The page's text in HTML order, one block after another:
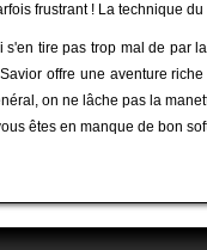
frustrant ! La technique
s'en tire pas trop mal de par
offre une aventure
on ne lâche pas la
êtes en manque de bon